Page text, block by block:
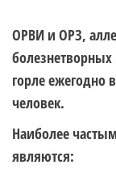
ОРВИ и ОРЗ,
горле ежегодно
человек.
Наиболее
являются: